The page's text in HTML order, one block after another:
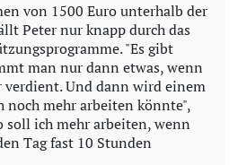
von 1500 Euro unterhalb der
Peter nur knapp durch das
"Es gibt
man nur dann etwas, wenn
Und dann wird einem
noch mehr arbeiten könnte",
soll ich mehr arbeiten, wenn
Tag fast 10 Stunden